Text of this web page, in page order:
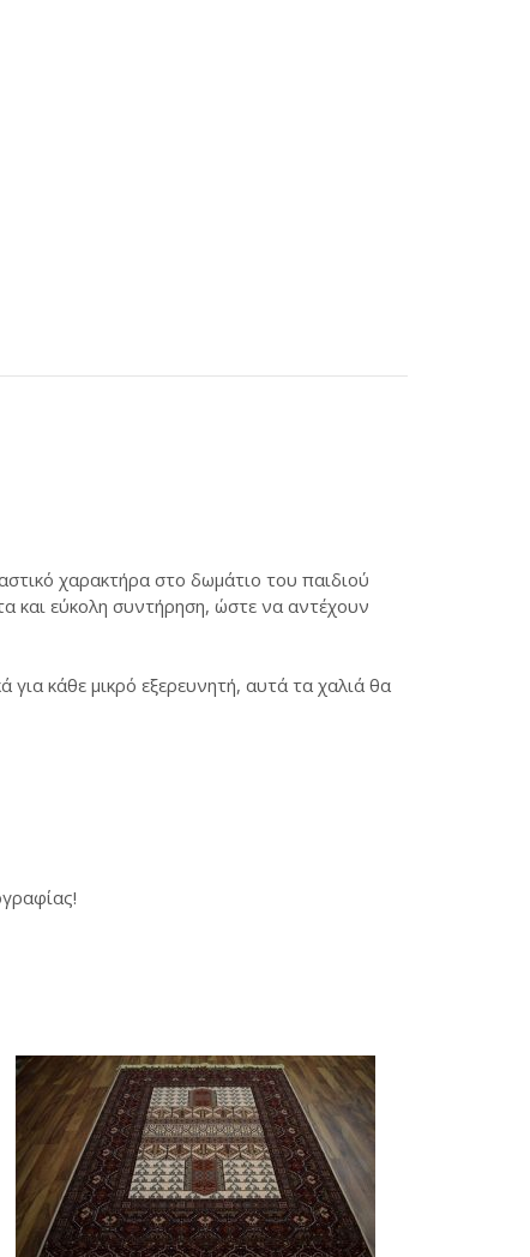
χαρακτήρα στο δωμάτιο του παιδιού
και εύκολη συντήρηση, ώστε να αντέχουν
κάθε μικρό εξερευνητή, αυτά τα χαλιά θα